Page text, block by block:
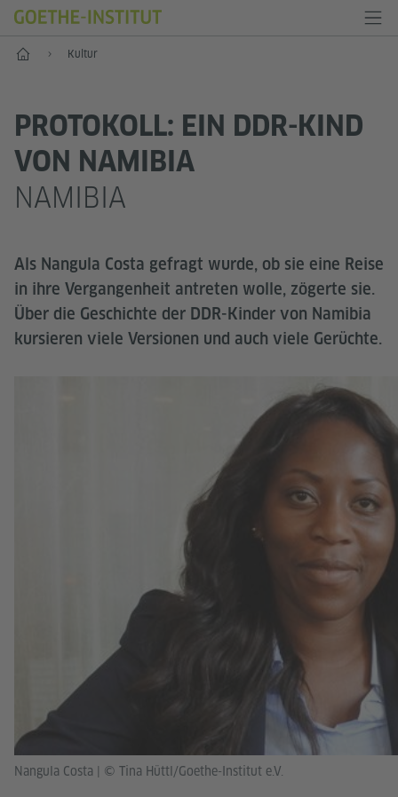
Start Kultur
PROTOKOLL: EIN DDR-KIND
VON NAMIBIA
NAMIBIA
Als Nangula Costa gefragt wurde, ob sie eine Reise
in ihre Vergangenheit antreten wolle, zögerte sie.
Über die Geschichte der DDR-Kinder von Namibia
kursieren viele Versionen und auch viele Gerüchte.
Nangula Costa | © Tina Hüttl/Goethe-Institut e.V.